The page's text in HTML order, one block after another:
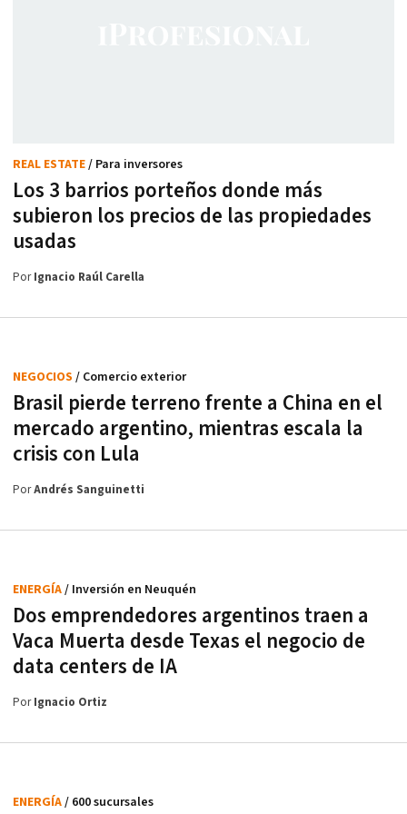
Los 3 barrios porteños donde más
subieron los precios de las propiedades
usadas
REAL ESTATE/ Para inversores
PorIgnacio Raúl Carella
Brasil pierde terreno frente a China en el
mercado argentino, mientras escala la
crisis con Lula
NEGOCIOS / Comercio exterior
PorAndrés Sanguinetti
Dos emprendedores argentinos traen a
Vaca Muerta desde Texas el negocio de
data centers de IA
ENERGÍA/ Inversión en Neuquén
PorIgnacio Ortiz
ENERGÍA/ 600 sucursales